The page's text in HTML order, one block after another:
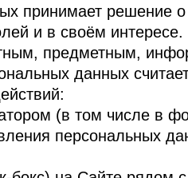
принимает решение
и в своём
предметным,
данных
(в том числе в
персональных